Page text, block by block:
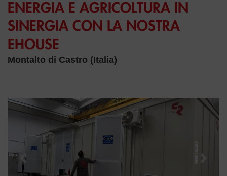
ENERGIA E AGRICOLTURA IN
SINERGIA CON LA NOSTRA
EHOUSE
Montalto di Castro (Italia)
Previous